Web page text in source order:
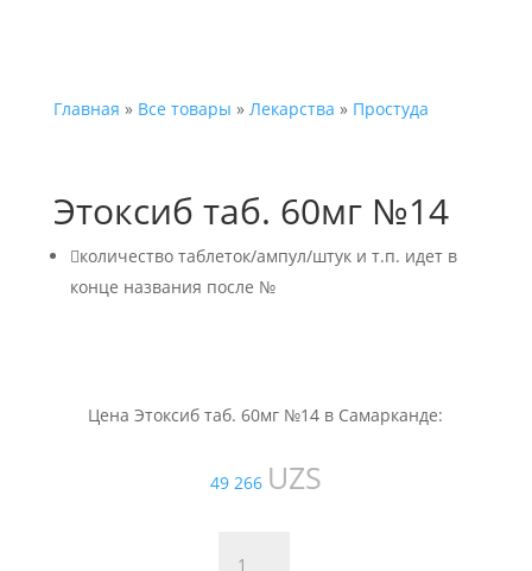
Главная » Все товары » Лекарства » Простуда
Этоксиб таб. 60мг №14
количество таблеток/ампул/штук и т.п. идет в
конце названия после №
Цена Этоксиб таб. 60мг №14 в Самарканде:
49 266 UZS